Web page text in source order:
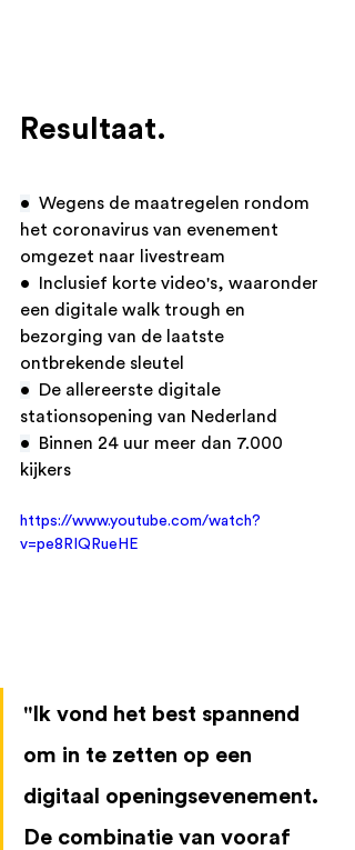
Resultaat.
• Wegens de maatregelen rondom
het coronavirus van evenement
omgezet naar livestream
•  Inclusief korte video's, waaronder
een digitale walk trough en
bezorging van de laatste
ontbrekende sleutel
• De allereerste digitale
stationsopening van Nederland
• Binnen 24 uur meer dan 7.000
kijkers
https://www.youtube.com/watch?
v=pe8RIQRueHE
"Ik vond het best spannend
om in te zetten op een
digitaal openingsevenement.
De combinatie van vooraf